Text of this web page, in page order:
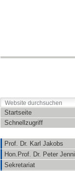
Startseite
Schnellzugriff
Prof. Dr. Karl Jakobs
Hon.Prof. Dr. Peter Jenni
Sekretariat